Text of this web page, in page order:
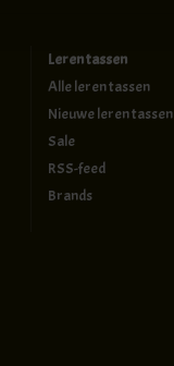
Leren tassen
Alle leren tassen
Nieuwe leren tassen
Sale
RSS-feed
Brands